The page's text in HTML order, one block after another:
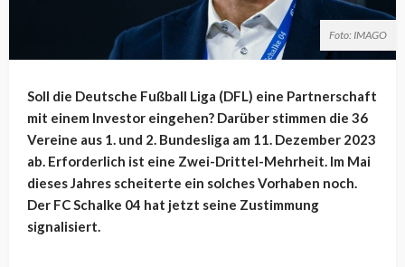
Foto: IMAGO
Soll die Deutsche Fußball Liga (DFL) eine Partnerschaft
mit einem Investor eingehen? Darüber stimmen die 36
Vereine aus 1. und 2. Bundesliga am 11. Dezember 2023
ab. Erforderlich ist eine Zwei-Drittel-Mehrheit. Im Mai
dieses Jahres scheiterte ein solches Vorhaben noch.
Der FC Schalke 04 hat jetzt seine Zustimmung
signalisiert.